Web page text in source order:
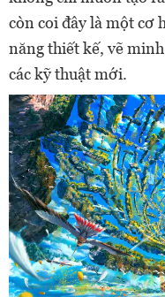
còn coi đây là một cơ
năng thiết kế, vẽ
các kỹ thuật mới.